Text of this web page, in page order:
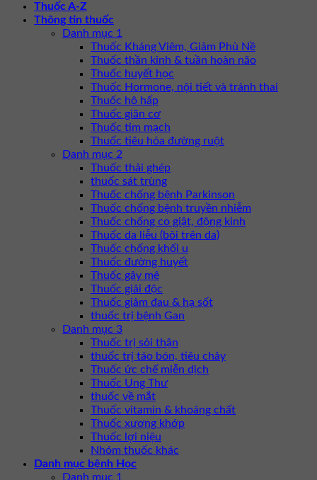
Thuốc A-Z
Thông tin thuốc
Danh mục 1
Thuốc Kháng Viêm, Giảm Phù Nề
Thuốc thần kinh & tuần hoàn não
Thuốc huyết học
Thuốc Hormone, nội tiết và tránh thai
Thuốc hô hấp
Thuốc giãn cơ
Thuốc tim mạch
Thuốc tiêu hóa đường ruột
Danh mục 2
Thuốc thải ghép
thuốc sát trùng
Thuốc chống bệnh Parkinson
Thuốc chống bệnh truyền nhiễm
Thuốc chống co giật, động kinh
Thuốc da liễu (bôi trên da)
Thuốc chống khối u
Thuốc đường huyết
Thuốc gây mê
Thuốc giải độc
Thuốc giảm đau & hạ sốt
thuốc trị bệnh Gan
Danh mục 3
Thuốc trị sỏi thận
thuốc trị táo bón, tiêu chảy
Thuốc ức chế miễn dịch
Thuốc Ung Thư
thuốc về mắt
Thuốc vitamin & khoáng chất
Thuốc xương khớp
Thuốc lợi niệu
Nhóm thuốc khác
Danh mục bệnh Học
Danh mục 1